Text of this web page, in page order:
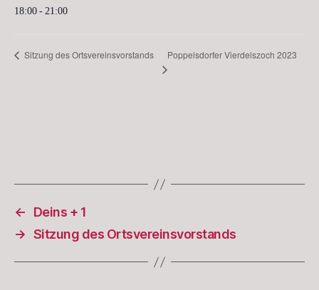
18:00 - 21:00
Sitzung des Ortsvereinsvorstands Poppelsdorfer Vierdelszoch 2023
←
Deins + 1
→ Sitzung des Ortsvereinsvorstands